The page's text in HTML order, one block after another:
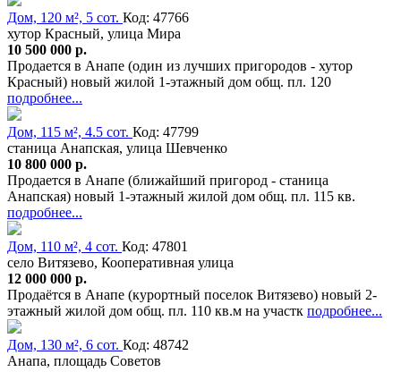
Дом, 120 м², 5 сот. Код: 47766
хутор Красный, улица Мира
10 500 000 р.
Продается в Анапе (один из лучших пригородов - хутор
Красный) новый жилой 1-этажный дом общ. пл. 120
подробнее...
Дом, 115 м², 4.5 сот. Код: 47799
станица Анапская, улица Шевченко
10 800 000 р.
Продается в Анапе (ближайший пригород - станица
Анапская) новый 1-этажный жилой дом общ. пл. 115 кв.
подробнее...
Дом, 110 м², 4 сот. Код: 47801
село Витязево, Кооперативная улица
12 000 000 р.
Продаётся в Анапе (курортный поселок Витязево) новый 2-
этажный жилой дом общ. пл. 110 кв.м на участк подробнее...
Дом, 130 м², 6 сот. Код: 48742
Анапа, площадь Советов